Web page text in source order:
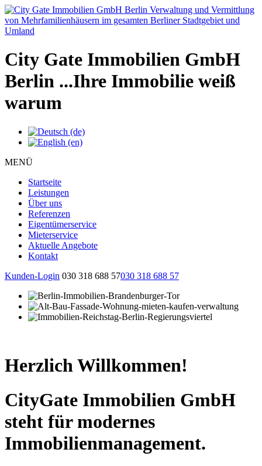
City Gate Immobilien GmbH
Berlin ...Ihre Immobilie weiß
warum
MENÜ
Startseite
Leistungen
Über uns
Referenzen
Eigentümerservice
Mieterservice
Aktuelle Angebote
Kontakt
Kunden-Login 030 318 688 57030 318 688 57
Herzlich Willkommen!
CityGate Immobilien GmbH
steht für modernes
Immobilienmanagement.